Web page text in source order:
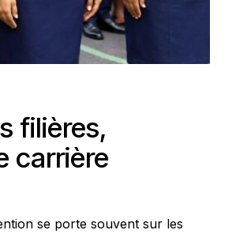
filières,
carrière
se porte souvent sur les